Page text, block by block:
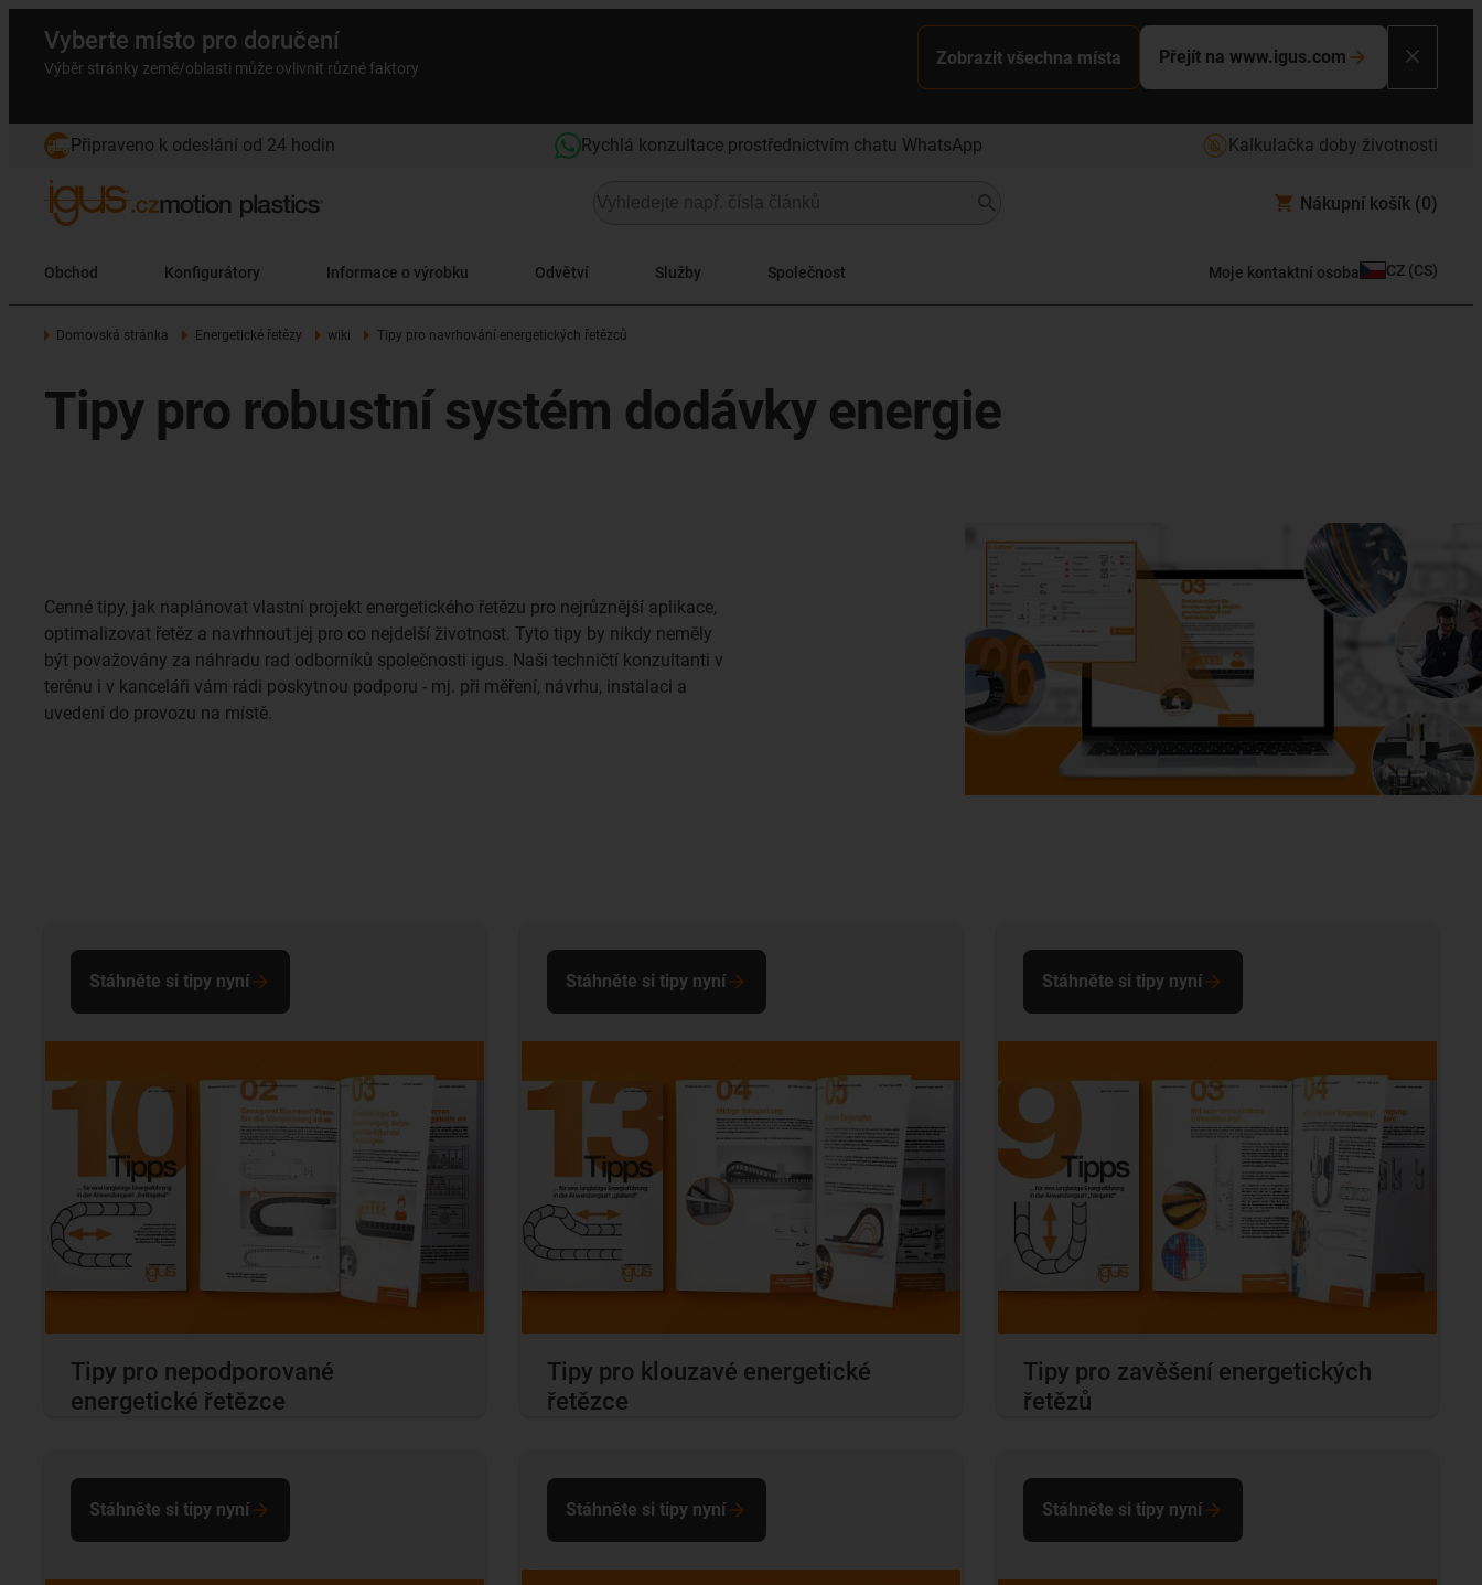
Vyberte místo pro doručení
Výběr stránky země/oblasti může ovlivnit různé faktory
Zobrazit všechna místa Přejít na www.igus.com
Připraveno k odeslání od 24 hodin Rychlá konzultace prostřednictvím chatu WhatsApp Kalkulačka doby životnosti
Nákupní košík (0)
Obchod Konfigurátory Informace o výrobku Odvětví Služby Společnost Moje kontaktní osoba CZ (CS)
Domovská stránka Energetické řetězy wiki Tipy pro navrhování energetických řetězců
Tipy pro robustní systém dodávky energie
Cenné tipy, jak naplánovat vlastní projekt energetického řetězu pro nejrůznější aplikace,
optimalizovat řetěz a navrhnout jej pro co nejdelší životnost. Tyto tipy by nikdy neměly
být považovány za náhradu rad odborníků společnosti igus. Naši techničtí konzultanti v
terénu i v kanceláři vám rádi poskytnou podporu - mj. při měření, návrhu, instalaci a
uvedení do provozu na místě.
Tipy pro nepodporované
energetické řetězce
Stáhněte si tipy nyní
Tipy pro klouzavé energetické
řetězce
Stáhněte si tipy nyní
Tipy pro zavěšení energetických
řetězů
Stáhněte si tipy nyní
Stáhněte si tipy nyní Stáhněte si tipy nyní Stáhněte si tipy nyní